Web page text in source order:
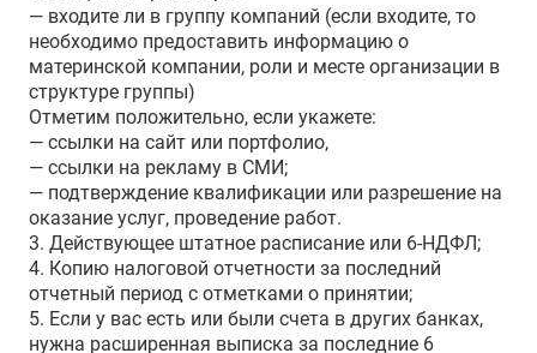
— входите ли в группу компаний (если входите, то
необходимо предоставить информацию о
материнской компании, роли и месте организации в
структуре группы)
Отметим положительно, если укажете:
— ссылки на сайт или портфолио,
— ссылки на рекламу в СМИ;
— подтверждение квалификации или разрешение на
оказание услуг, проведение работ.
3. Действующее штатное расписание или 6-НДФЛ;
4. Копию налоговой отчетности за последний
отчетный период с отметками о принятии;
5. Если у вас есть или были счета в других банках,
нужна расширенная выписка за последние 6